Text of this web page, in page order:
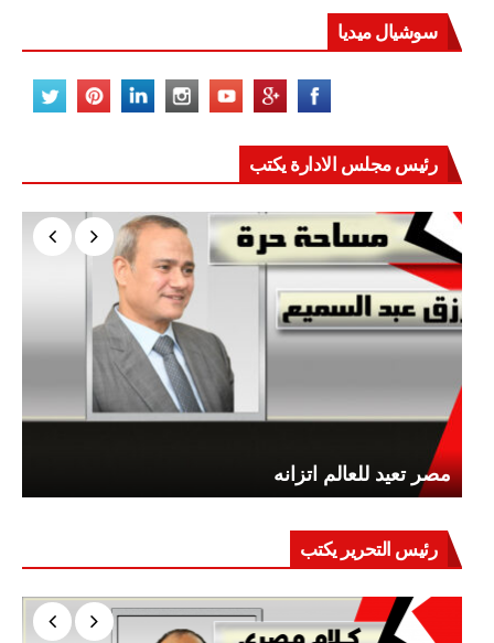
سوشيال ميديا
رئيس مجلس الادارة يكتب
مصر تعيد للعالم اتزانه
رئيس التحرير يكتب